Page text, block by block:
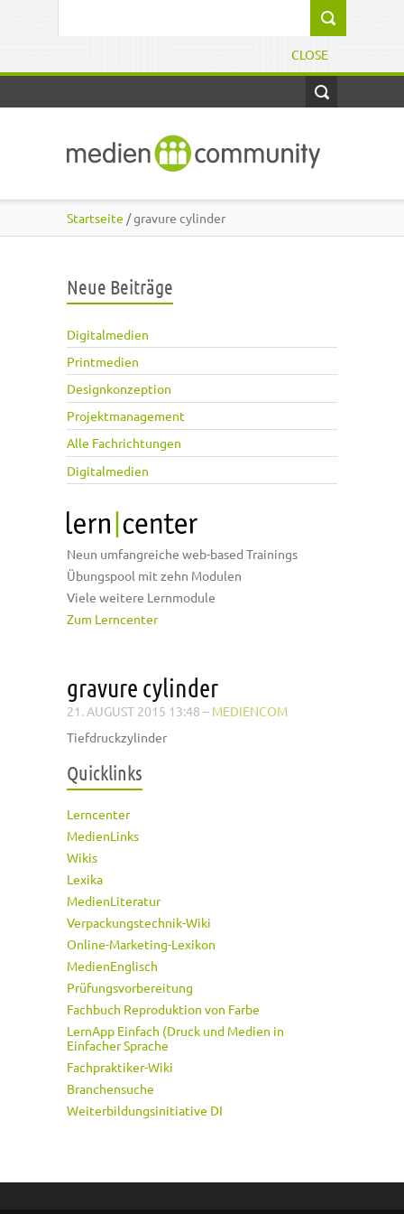
CLOSE
Startseite / gravure cylinder
Neue Beiträge
Digitalmedien
Printmedien
Designkonzeption
Projektmanagement
Alle Fachrichtungen
Digitalmedien
Neun umfangreiche web-based Trainings
Übungspool mit zehn Modulen
Viele weitere Lernmodule
Zum Lerncenter
gravure cylinder
21. AUGUST 2015 13:48 – MEDIENCOM
Tiefdruckzylinder
Quicklinks
Lerncenter
MedienLinks
Wikis
Lexika
MedienLiteratur
Verpackungstechnik-Wiki
Online-Marketing-Lexikon
MedienEnglisch
Prüfungsvorbereitung
Fachbuch Reproduktion von Farbe
LernApp Einfach (Druck und Medien in
Einfacher Sprache
Fachpraktiker-Wiki
Branchensuche
Weiterbildungsinitiative DI